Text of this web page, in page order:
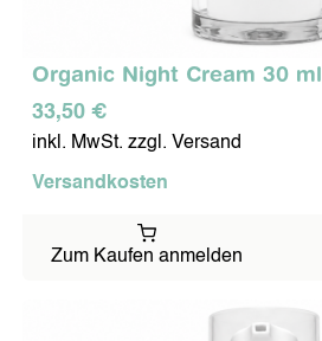
Organic Night Cream 30 ml
33,50 €
inkl. MwSt. zzgl. Versand
Versandkosten
Zum Kaufen anmelden